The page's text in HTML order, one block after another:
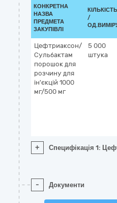
КОНКРЕТНА
НАЗВА
ПРЕДМЕТА
ЗАКУПІВЛІ
КІЛЬКІСТЬ
/
Цефтриаксон/
Сульбактам
порошок для
розчину для
ін'єкцій 1000
мг/500 мг
5 000
штука
+ Специфікація 1:
- Документи